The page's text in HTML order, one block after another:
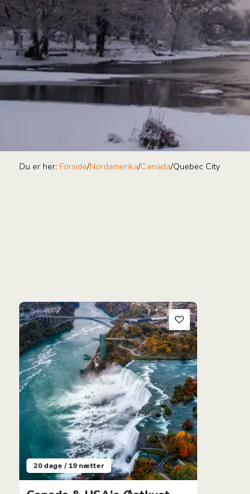
Du er her: Forside/Nordamerika/Canada/Quebec City
20 dage / 19 nætter
Canada & USA's Østkyst